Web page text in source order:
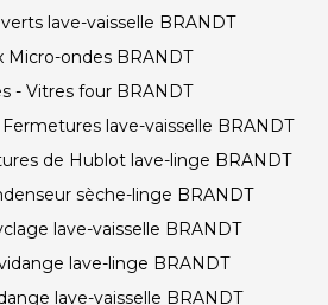
lave-vaisselle BRANDT
Micro-ondes BRANDT
- Vitres four BRANDT
lave-vaisselle BRANDT
de Hublot lave-linge BRANDT
sèche-linge BRANDT
lave-vaisselle BRANDT
lave-linge BRANDT
lave-vaisselle BRANDT